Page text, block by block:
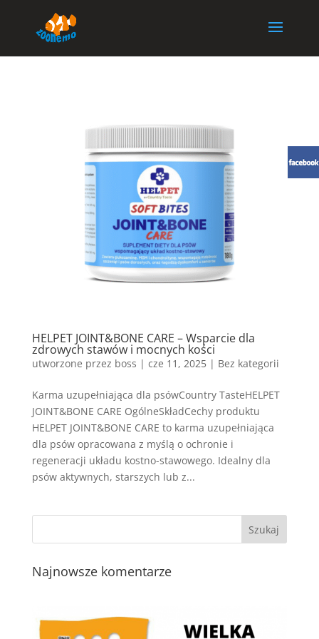
HELPET JOINT&BONE CARE – Wsparcie dla
zdrowych stawów i mocnych kości
utworzone przez boss | cze 11, 2025| Bez kategorii
Karma uzupełniająca dla psówCountry TasteHELPET
JOINT&BONE CARE OgólneSkładCechy produktu
HELPET JOINT&BONE CARE to karma uzupełniająca
dla psów opracowana z myślą o ochronie i
regeneracji układu kostno-stawowego. Idealny dla
psów aktywnych, starszych lub z...
Najnowsze komentarze